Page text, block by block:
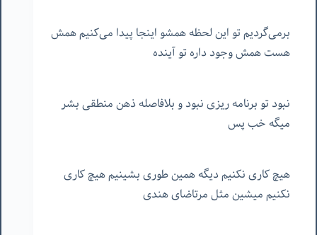
برمی‌گردیم تو این لحظه همشو اینجا پیدا می‌کنیم همش
هست همش وجود داره تو آینده
نبود تو برنامه ریزی نبود و بلافاصله ذهن منطقی بشر
میگه خب پس
هیچ کاری نکنیم دیگه همین طوری بشینیم هیچ کاری
نکنیم میشین مثل مرتاضای هندی